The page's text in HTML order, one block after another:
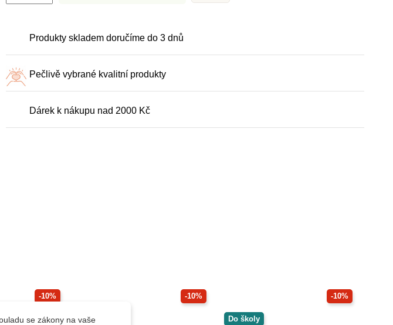
Produkty skladem doručíme do 3 dnů
Pečlivě vybrané kvalitní produkty
Dárek k nákupu nad 2000 Kč
-10% -10%
Do školy
-10%
Do školy
se zákony na vaše